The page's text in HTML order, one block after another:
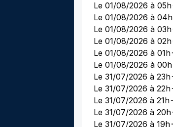
Le 01/08/2026 à 05h
Le 01/08/2026 à 04h
Le 01/08/2026 à 03h
Le 01/08/2026 à 02h
Le 01/08/2026 à 01h
Le 01/08/2026 à 00h
Le 31/07/2026 à 23h
Le 31/07/2026 à 22h
Le 31/07/2026 à 21h
Le 31/07/2026 à 20h
Le 31/07/2026 à 19h